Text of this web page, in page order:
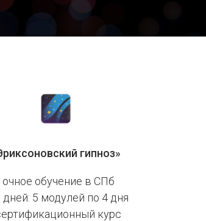
гипноз»
очное обучение в СПб
дней: 5 модулей по 4 дня
курс